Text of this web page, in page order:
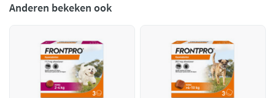
Anderen bekeken ook